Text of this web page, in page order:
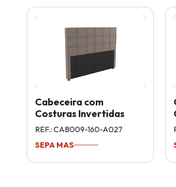
Cabeceira com
Costuras Invertidas
REF.: CAB009-160-A027
SEPA MAS